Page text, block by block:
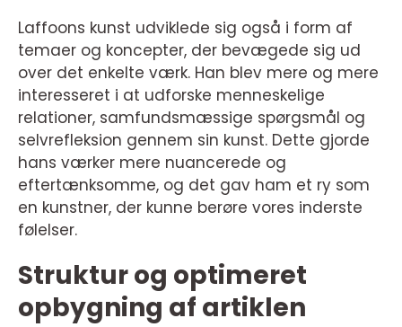
Laffoons kunst udviklede sig også i form af
temaer og koncepter, der bevægede sig ud
over det enkelte værk. Han blev mere og mere
interesseret i at udforske menneskelige
relationer, samfundsmæssige spørgsmål og
selvrefleksion gennem sin kunst. Dette gjorde
hans værker mere nuancerede og
eftertænksomme, og det gav ham et ry som
en kunstner, der kunne berøre vores inderste
følelser.
Struktur og optimeret
opbygning af artiklen